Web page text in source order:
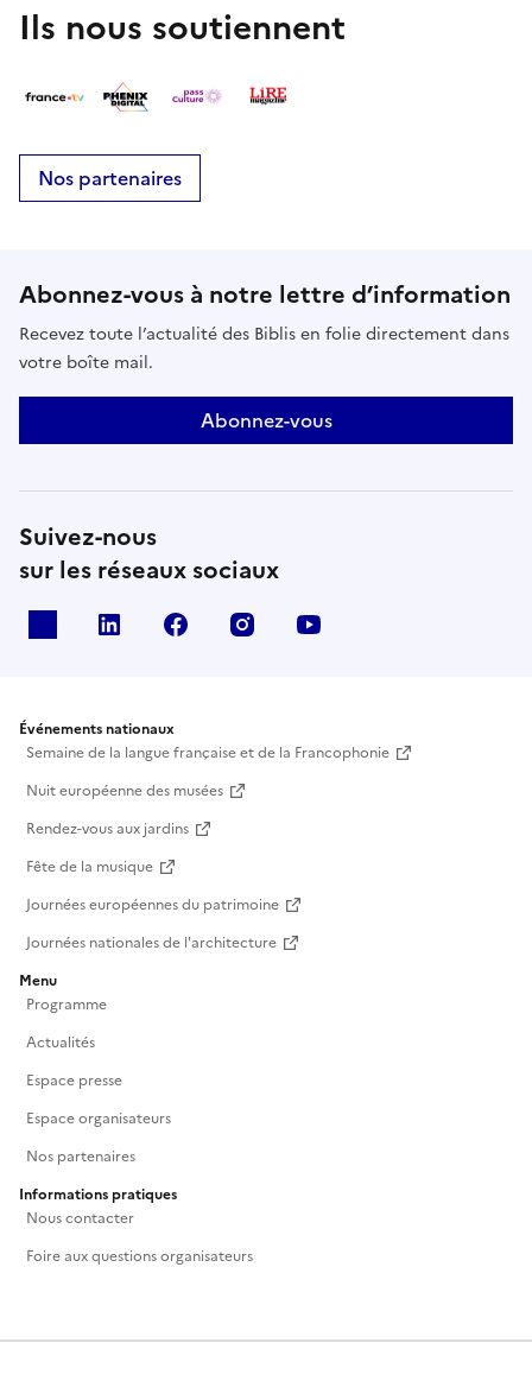
Ils nous soutiennent
Nos partenaires
Abonnez-vous à notre lettre d’information
Recevez toute l’actualité des Biblis en folie directement dans
votre boîte mail.
Abonnez-vous
Suivez-nous
sur les réseaux sociaux
Linkedin Facebook Instagram
Événements nationaux
Semaine de la langue française et de la Francophonie
Nuit européenne des musées
Rendez-vous aux jardins
Fête de la musique
Journées européennes du patrimoine
Journées nationales de l'architecture
Menu
Programme
Actualités
Espace presse
Espace organisateurs
Nos partenaires
Informations pratiques
Nous contacter
Foire aux questions organisateurs